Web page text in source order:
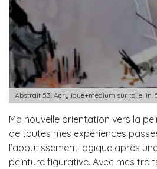
Abstrait 53. Acrylique+médium sur toile lin.
Ma nouvelle orientation vers la
de toutes mes expériences
l’aboutissement logique après
peinture figurative. Avec mes